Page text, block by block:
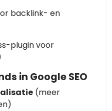
backlink- en
plugin voor
in Google SEO
(meer